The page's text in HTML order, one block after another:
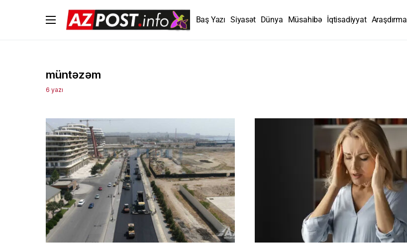
Baş Yazı Siyasət Dünya Müsahibə İqtisadiyyat Araşdırma
müntəzəm
6 yazı